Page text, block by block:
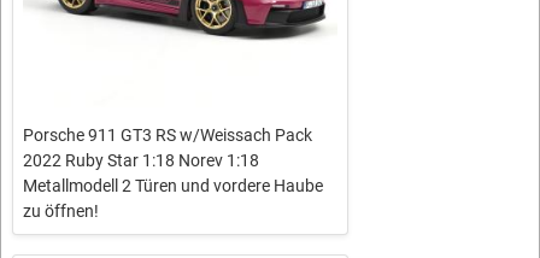
Porsche 911 GT3 RS w/Weissach Pack
2022 Ruby Star 1:18 Norev 1:18
Metallmodell 2 Türen und vordere Haube
zu öffnen!